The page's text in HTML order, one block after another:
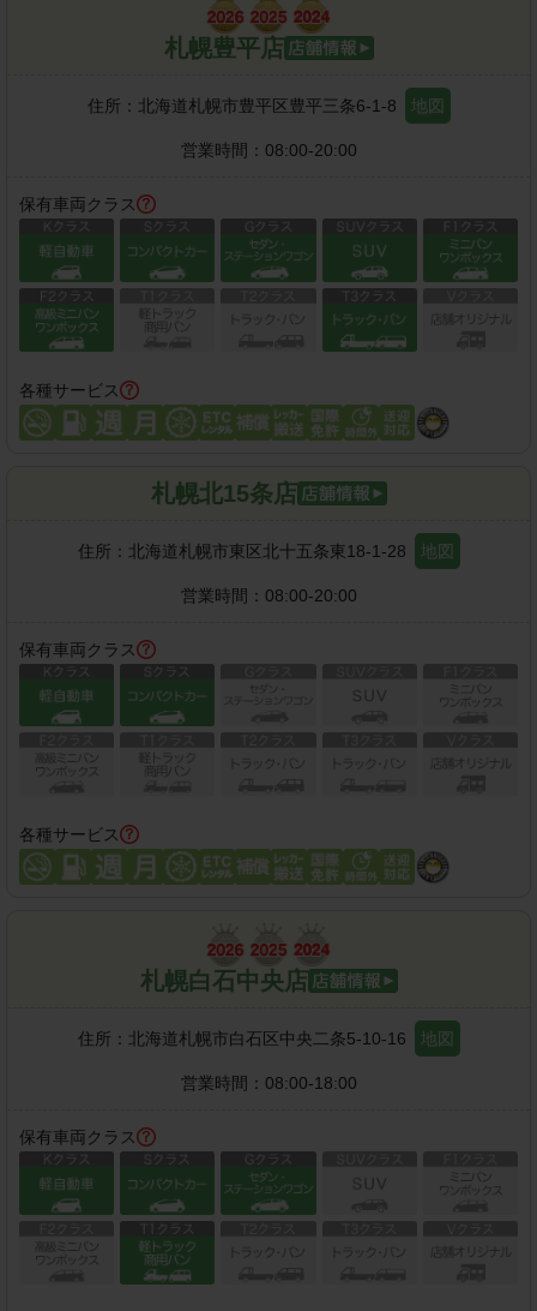
札幌豊平店
住所： 北海道札幌市豊平区豊平三条6-1-8 地図
営業時間： 08:00-20:00
保有車両クラス
各種サービス
札幌北15条店
住所： 北海道札幌市東区北十五条東18-1-28 地図
営業時間： 08:00-20:00
保有車両クラス
各種サービス
札幌白石中央店
住所： 北海道札幌市白石区中央二条5-10-16 地図
営業時間： 08:00-18:00
保有車両クラス